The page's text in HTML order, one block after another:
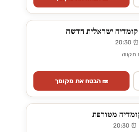
ישראלית חדשה
תקווה
🎫 הבטח את מקומך
מטורפת